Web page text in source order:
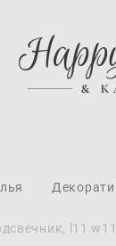
l11